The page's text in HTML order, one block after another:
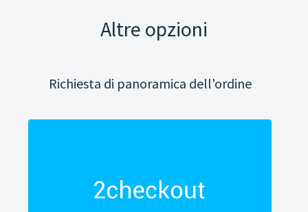
Altre opzioni
Richiesta di panoramica dell'ordine